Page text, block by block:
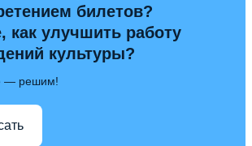
билетов?
как улучшить работу
культуры?
— решим!